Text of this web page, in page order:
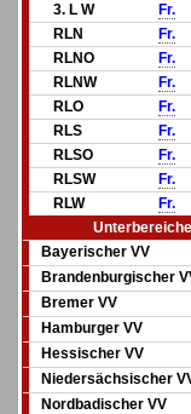
3. L W
Fr.
RLN
Fr.
RLNO
Fr.
RLNW
Fr.
RLO
Fr.
RLS
Fr.
RLSO
Fr.
RLSW
Fr.
RLW
Fr.
Unterbereiche
Bayerischer VV
Brandenburgischer
Bremer VV
Hamburger VV
Hessischer VV
Niedersächsischer
Nordbadischer VV